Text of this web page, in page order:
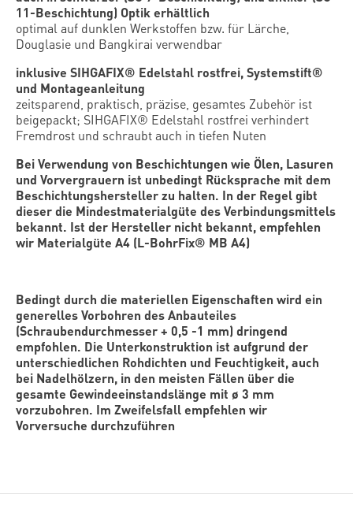
11-Beschichtung) Optik erhältlich
optimal auf dunklen Werkstoffen bzw. für Lärche,
Douglasie und Bangkirai verwendbar
inklusive SIHGAFIX® Edelstahl rostfrei, Systemstift®
und Montageanleitung
zeitsparend, praktisch, präzise, gesamtes Zubehör ist
beigepackt; SIHGAFIX® Edelstahl rostfrei verhindert
Fremdrost und schraubt auch in tiefen Nuten
Bei Verwendung von Beschichtungen wie Ölen, Lasuren
und Vorvergrauern ist unbedingt Rücksprache mit dem
Beschichtungshersteller zu halten. In der Regel gibt
dieser die Mindestmaterialgüte des Verbindungsmittels
bekannt. Ist der Hersteller nicht bekannt, empfehlen
wir Materialgüte A4 (L-BohrFix® MB A4)
Bedingt durch die materiellen Eigenschaften wird ein
generelles Vorbohren des Anbauteiles
(Schraubendurchmesser + 0,5 -1 mm) dringend
empfohlen. Die Unterkonstruktion ist aufgrund der
unterschiedlichen Rohdichten und Feuchtigkeit, auch
bei Nadelhölzern, in den meisten Fällen über die
gesamte Gewindeeinstandslänge mit ø 3 mm
vorzubohren. Im Zweifelsfall empfehlen wir
Vorversuche durchzuführen